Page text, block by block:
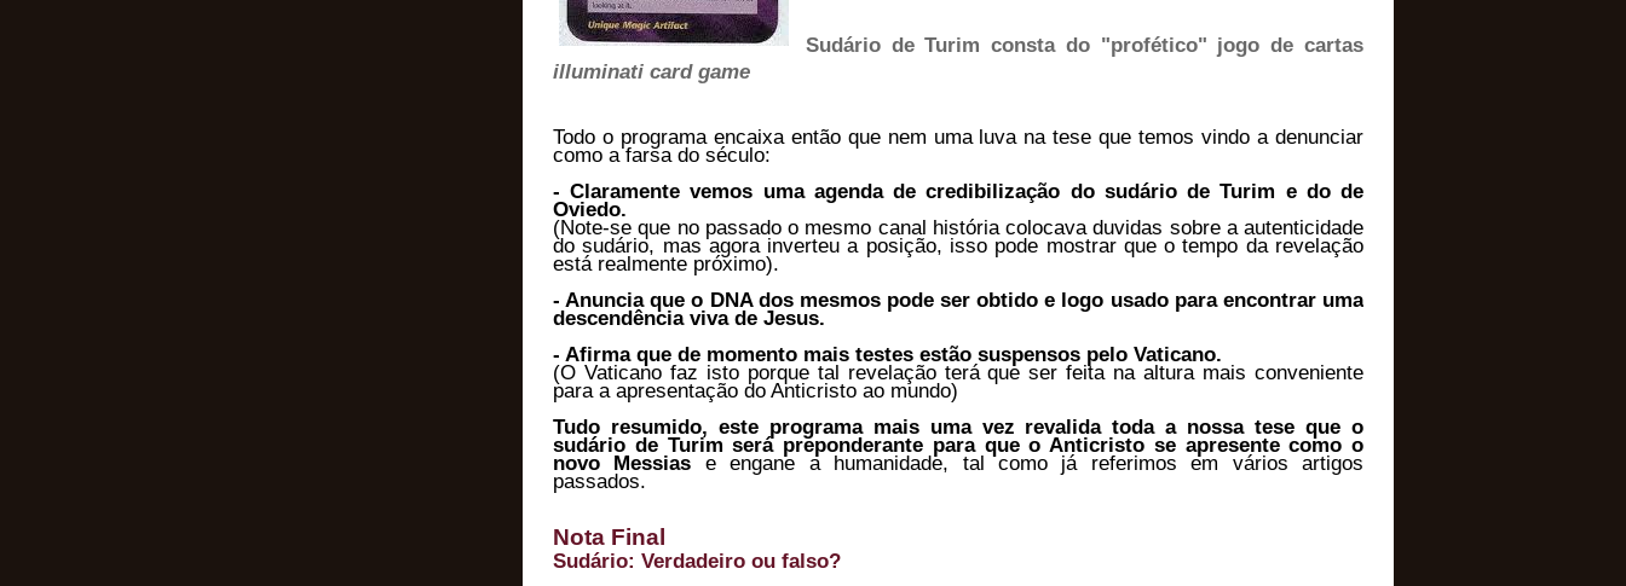
Sudário de Turim consta do "profético" jogo de cartas
illuminati card game
Todo o programa encaixa então que nem uma luva na tese que temos vindo a denunciar
como a farsa do século:
- Claramente vemos uma agenda de credibilização do sudário de Turim e do de
Oviedo.
(Note-se que no passado o mesmo canal história colocava duvidas sobre a autenticidade
do sudário, mas agora inverteu a posição, isso pode mostrar que o tempo da revelação
está realmente próximo).
- Anuncia que o DNA dos mesmos pode ser obtido e logo usado para encontrar uma
descendência viva de Jesus.
- Afirma que de momento mais testes estão suspensos pelo Vaticano.
(O Vaticano faz isto porque tal revelação terá que ser feita na altura mais conveniente
para a apresentação do Anticristo ao mundo)
Tudo resumido, este programa mais uma vez revalida toda a nossa tese que o
sudário de Turim será preponderante para que o Anticristo se apresente como o
novo Messias e engane a humanidade, tal como já referimos em vários artigos
passados.
Nota Final
Sudário: Verdadeiro ou falso?